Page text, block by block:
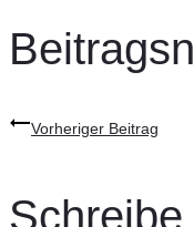
Vorheriger Beitrag
Schreibe